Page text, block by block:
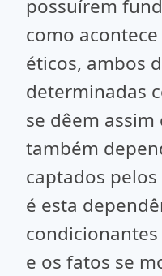
possuírem
como
éticos, ambos
determinadas
se dêem
também
captados
é esta
e os fatos se